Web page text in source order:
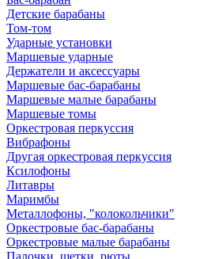
Детские барабаны
Том-том
Ударные установки
Маршевые ударные
Держатели и аксессуары
Маршевые бас-барабаны
Маршевые малые барабаны
Маршевые томы
Оркестровая перкуссия
Вибрафоны
Другая оркестровая перкуссия
Ксилофоны
Литавры
Маримбы
Металлофоны, "колокольчики"
Оркестровые бас-барабаны
Оркестровые малые барабаны
Палочки, щетки, рюты